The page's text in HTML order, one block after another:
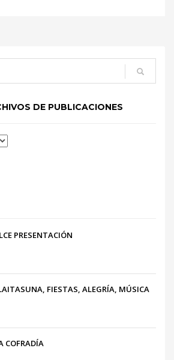
DE PUBLICACIONES
PRESENTACIÓN
FIESTAS, ALEGRÍA, MÚSICA
COFRADÍA